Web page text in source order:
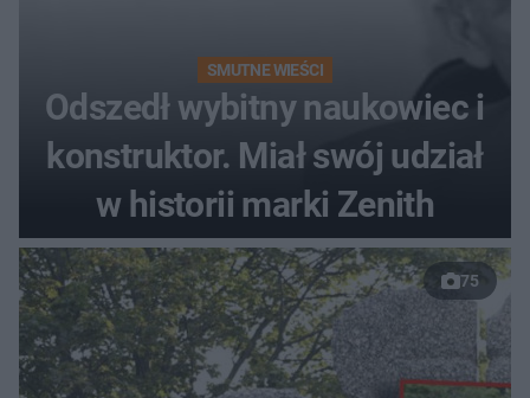
SMUTNE WIEŚCI
Odszedł wybitny naukowiec i
konstruktor. Miał swój udział
w historii marki Zenith
75